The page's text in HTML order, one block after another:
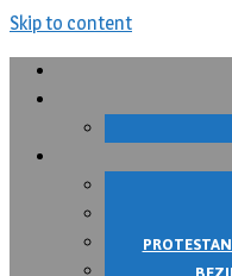
Skip to content